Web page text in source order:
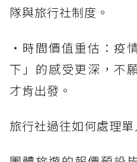
隊與旅行社制度。
・時間價值重估：疫
下」的感受更深，不
才肯出發。
旅行社過往如何處理單